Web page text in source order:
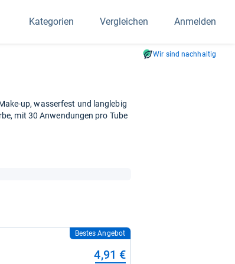
Kategorien Vergleichen Anmelden
Wir sind nachhaltig
up, wasserfest und langlebig
mit 30 Anwendungen pro Tube
Bestes Angebot
4,91 €